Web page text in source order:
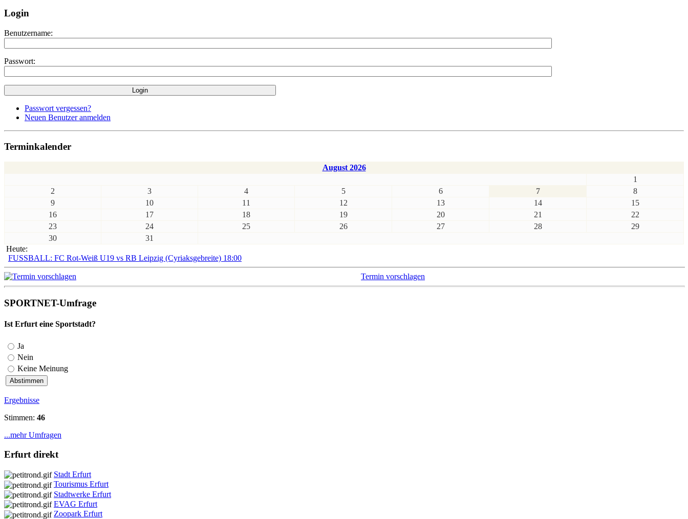
Login
Benutzername:
Passwort:
Passwort vergessen?
Neuen Benutzer anmelden
Terminkalender
August 2026
1
2
3 4 5 6 7
8
9
10 11 12 13 14
15
16
17 18 19 20 21
22
23
24 25 26 27 28
29
30
31
Heute:
FUSSBALL: FC Rot-Weiß U19 vs RB Leipzig (Cyriaksgebreite) 18:00
Termin vorschlagen
SPORTNET-Umfrage
Ist Erfurt eine Sportstadt?
Ja
Nein
Keine Meinung
Ergebnisse
Stimmen: 46
...mehr Umfragen
Erfurt direkt
Stadt Erfurt
Tourismus Erfurt
Stadtwerke Erfurt
EVAG Erfurt
Zoopark Erfurt